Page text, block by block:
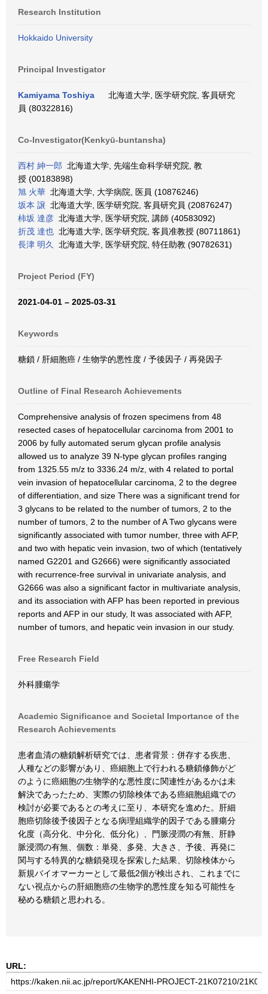
Research Institution
Hokkaido University
Principal Investigator
Kamiyama Toshiya
北海道大学, 医学研究院, 客員研究
員 (80322816)
Co-Investigator(Kenkyū-buntansha)
西村 紳一郎 北海道大学, 先端生命科学研究院, 教
授 (00183898)
旭 火華 北海道大学, 大学病院, 医員 (10876246)
坂本 譲 北海道大学, 医学研究院, 客員研究員 (20876247)
柿坂 達彦 北海道大学, 医学研究院, 講師 (40583092)
折茂 達也 北海道大学, 医学研究院, 客員准教授 (80711861)
長津 明久
北海道大学, 医学研究院, 特任助教 (90782631)
Project Period (FY)
2021-04-01 – 2025-03-31
Keywords
糖鎖 / 肝細胞癌 / 生物学的悪性度 / 予後因子 / 再発因子
Outline of Final Research Achievements
Comprehensive analysis of frozen specimens from 48
resected cases of hepatocellular carcinoma from 2001 to
2006 by fully automated serum glycan profile analysis
allowed us to analyze 39 N-type glycan profiles ranging
from 1325.55 m/z to 3336.24 m/z, with 4 related to portal
vein invasion of hepatocellular carcinoma, 2 to the degree
of differentiation, and size There was a significant trend for
3 glycans to be related to the number of tumors, 2 to the
number of tumors, 2 to the number of A Two glycans were
significantly associated with tumor number, three with AFP,
and two with hepatic vein invasion, two of which (tentatively
named G2201 and G2666) were significantly associated
with recurrence-free survival in univariate analysis, and
G2666 was also a significant factor in multivariate analysis,
and its association with AFP has been reported in previous
reports and AFP in our study, It was associated with AFP,
number of tumors, and hepatic vein invasion in our study.
Free Research Field
外科腫瘍学
Academic Significance and Societal Importance of the
Research Achievements
患者血清の糖鎖解析研究では、患者背景：併存する疾患、
人種などの影響があり、癌細胞上で行われる糖鎖修飾がど
のように癌細胞の生物学的な悪性度に関連性があるかは未
解決であったため、実際の切除検体である癌細胞組織での
検討が必要であるとの考えに至り、本研究を進めた。肝細
胞癌切除後予後因子となる病理組織学的因子である腫瘍分
化度（高分化、中分化、低分化）、門脈浸潤の有無、肝静
脈浸潤の有無、個数：単発、多発、大きさ、予後、再発に
関与する特異的な糖鎖発現を探索した結果、切除検体から
新規バイオマーカーとして最低2個が検出され、これまでに
ない視点からの肝細胞癌の生物学的悪性度を知る可能性を
秘める糖鎖と思われる。
URL: